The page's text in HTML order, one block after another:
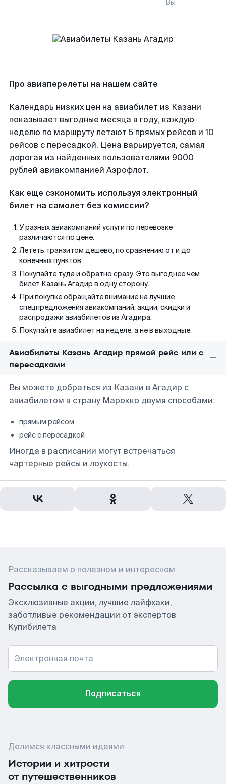
Вы
Про авиаперелеты на нашем сайте
Календарь низких цен на авиабилет из Казани
показывает выгодные месяца в году, каждую
неделю по маршруту летают 5 прямых рейсов и 10
рейсов с пересадкой. Цена варьируется, самая
дорогая из найденных пользователями 9000
рублей авиакомпанией Аэрофлот.
Как еще сэкономить используя электронный
билет на самолет без комиссии?
У разных авиакомпаний услуги по перевозке
различаются по цене.
Лететь транзитом дешево, по сравнению от и до
конечных пунктов.
Покупайте туда и обратно сразу. Это выгоднее чем
билет Казань Агадир в одну сторону.
При покупке обращайте внимание на лучшие
спецпредложения авиакомпаний, акции, скидки и
распродажи авиабилетов из Агадира.
Покупайте авиабилет на неделе, а не в выходные.
Авиабилеты Казань Агадир прямой рейс или с
пересадками
Вы можете добраться из Казани в Агадир с
авиабилетом в страну Марокко двумя способами:
прямым рейсом
рейс с пересадкой
Иногда в расписании могут встречаться
чартерные рейсы и лоукосты.
Рассказываем о полезном и интересном
Рассылка с выгодными предложениями
Эксклюзивные акции, лучшие лайфхаки,
заботливые рекомендации от экспертов
Купибилета
Электронная почта
Подписаться
Делимся классными идеями
Истории и хитрости
от путешественников